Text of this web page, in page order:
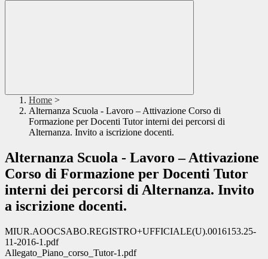
Home >
Alternanza Scuola - Lavoro – Attivazione Corso di
Formazione per Docenti Tutor interni dei percorsi di
Alternanza. Invito a iscrizione docenti.
Alternanza Scuola - Lavoro – Attivazione
Corso di Formazione per Docenti Tutor
interni dei percorsi di Alternanza. Invito
a iscrizione docenti.
MIUR.AOOCSABO.REGISTRO+UFFICIALE(U).0016153.25-
11-2016-1.pdf
Allegato_Piano_corso_Tutor-1.pdf